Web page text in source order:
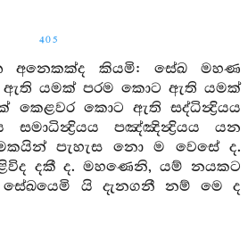
405
අනෙකක්ද කියමි: සේඛ මහණ
ඇති යමක් පරම කොට ඇති යමක්
කොට ඇති සද්ධින්‍ද්‍රියය
සමාධින්‍ද්‍රියය පඤ්ඤින්‍ද්‍රියය යන
පැහැස නො ම වෙසේ ද.
දකී ද. මහණෙනි, යම් නයකට
යි දැනගනී නම් මෙ ද